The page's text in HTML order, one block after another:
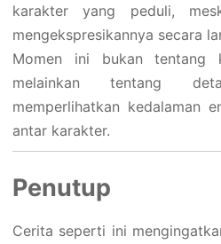
karakter yang peduli,
mengekspresikannya secara
Momen ini bukan tentang
melainkan tentang
memperlihatkan kedalaman
antar karakter.
Penutup
Cerita seperti ini